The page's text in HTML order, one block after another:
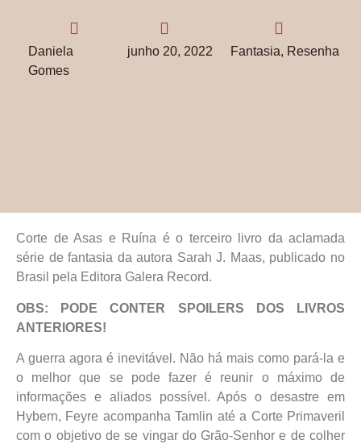
Daniela
Gomes
junho 20, 2022 Fantasia, Resenha
Corte de Asas e Ruína é o terceiro livro da aclamada
série de fantasia da autora Sarah J. Maas, publicado no
Brasil pela Editora Galera Record.
OBS: PODE CONTER SPOILERS DOS LIVROS
ANTERIORES!
A guerra agora é inevitável. Não há mais como pará-la e
o melhor que se pode fazer é reunir o máximo de
informações e aliados possível. Após o desastre em
Hybern, Feyre acompanha Tamlin até a Corte Primaveril
com o objetivo de se vingar do Grão-Senhor e de colher